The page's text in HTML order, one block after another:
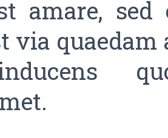
amare, sed
via quaedam